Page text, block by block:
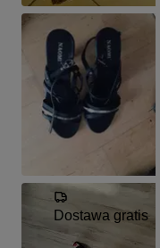
Dostawa gratis